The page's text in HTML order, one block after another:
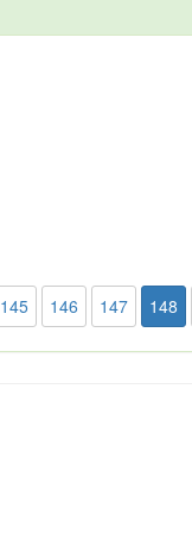
145 146 147 148